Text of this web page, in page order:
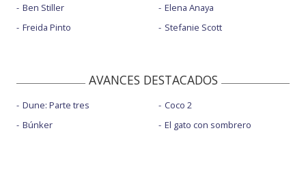
Ben Stiller
Freida Pinto
Elena Anaya
Stefanie Scott
AVANCES DESTACADOS
Dune: Parte tres
Búnker
Coco 2
El gato con sombrero